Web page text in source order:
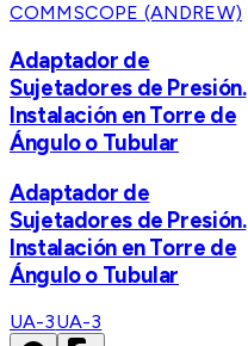
COMMSCOPE (ANDREW)
Adaptador de
Sujetadores de Presión.
Instalación en Torre de
Ángulo o Tubular
Adaptador de
Sujetadores de Presión.
Instalación en Torre de
Ángulo o Tubular
UA-3UA-3